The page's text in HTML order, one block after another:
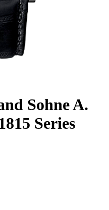
Sohne A.
Series